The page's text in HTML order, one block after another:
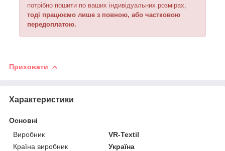
потрібно пошити по ваших індивідуальних розмірах,
тоді працюємо лише з повною, або частковою
передоплатою.
Приховати
Характеристики
Основні
Виробник
VR-Textil
Країна виробник
Україна